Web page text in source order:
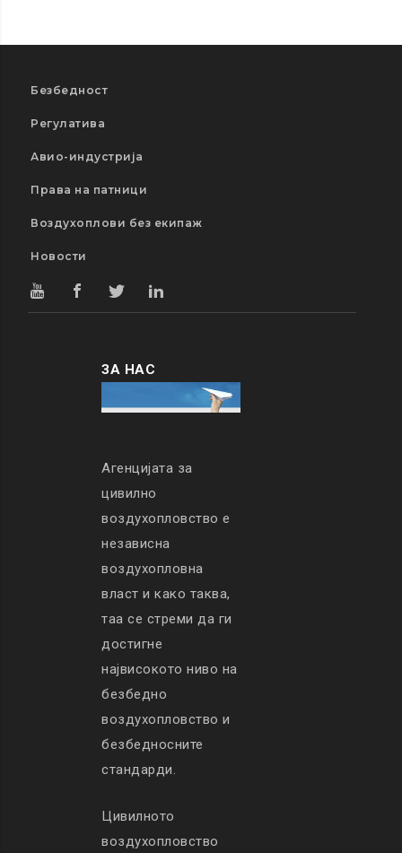
Безбедност
Регулатива
Авио-индустрија
Права на патници
Воздухоплови без екипаж
Новости
ЗА НАС
Агенцијата за
цивилно
воздухопловство е
независна
воздухопловна
власт и како таква,
таа се стреми да ги
достигне
највисокото ниво на
безбедно
воздухопловство и
безбедносните
стандарди.
Цивилното
воздухопловство